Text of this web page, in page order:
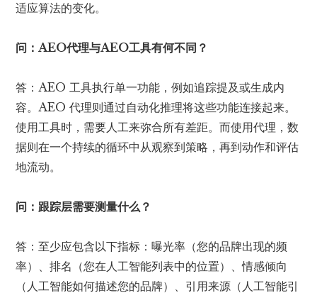
适应算法的变化。
问：AEO代理与AEO工具有何不同？
答：AEO 工具执行单一功能，例如追踪提及或生成内
容。AEO 代理则通过自动化推理将这些功能连接起来。
使用工具时，需要人工来弥合所有差距。而使用代理，数
据则在一个持续的循环中从观察到策略，再到动作和评估
地流动。
问：跟踪层需要测量什么？
答：至少应包含以下指标：曝光率（您的品牌出现的频
率）、排名（您在人工智能列表中的位置）、情感倾向
（人工智能如何描述您的品牌）、引用来源（人工智能引